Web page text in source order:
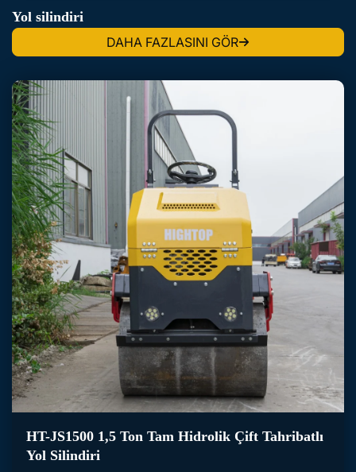
Yol silindiri
DAHA FAZLASINI GÖR
HT-JS1500 1,5 Ton Tam Hidrolik Çift Tahribatlı
Yol Silindiri